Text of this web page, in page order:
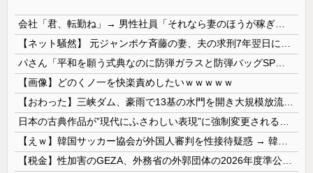
【画像】どのくノ一を快楽責めしたいｗｗｗｗｗ